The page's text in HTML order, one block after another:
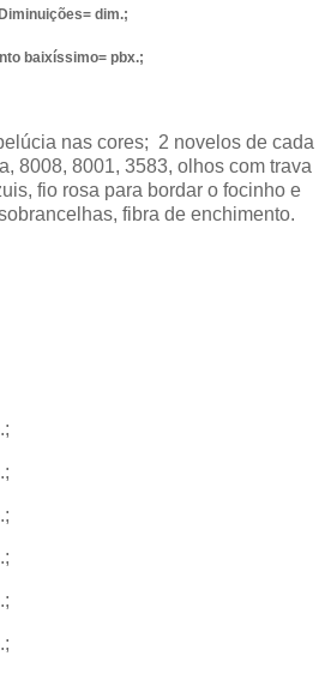
Diminuições= dim.;
baixíssimo= pbx.;
nas cores; 2 novelos de cada
8008, 8001, 3583, olhos com trava
fio rosa para bordar o focinho e
fibra de enchimento.